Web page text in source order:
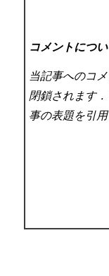
コメントにつ
当記事へのコ
閉鎖されます
事の表題を引